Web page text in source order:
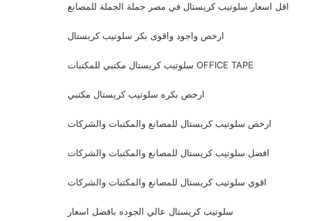
اقل اسعار سلوتيب كريستال في مصر جملة الجملة للمصانع
ارخص واجود واقوى بكر سلوتيب كريستال
سلوتيب كريستال مكتبي للمكتبات OFFICE TAPE
ارخص بكره سلوتيب كريستال مكتبي
ارخص سلوتيب كريستال للمصانع والمكتبات والشركات
افضل سلوتيب كريستال للمصانع والمكتبات والشركات
اقوي سلوتيب كريستال للمصانع والمكتبات والشركات
سلوتيب كريستال عالي الجوده بافضل اسعار